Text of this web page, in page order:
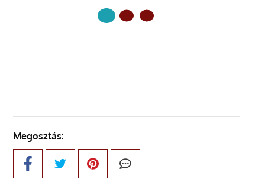
Megosztás: